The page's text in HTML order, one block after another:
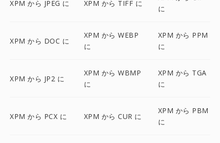
XPM から JPEG に XPM から TIFF に
に
XPM から DOC に
XPM から WEBP
に
XPM から PPM
に
XPM から JP2 に
XPM から WBMP
に
XPM から TGA
に
XPM から PCX に XPM から CUR に
XPM から PBM
に